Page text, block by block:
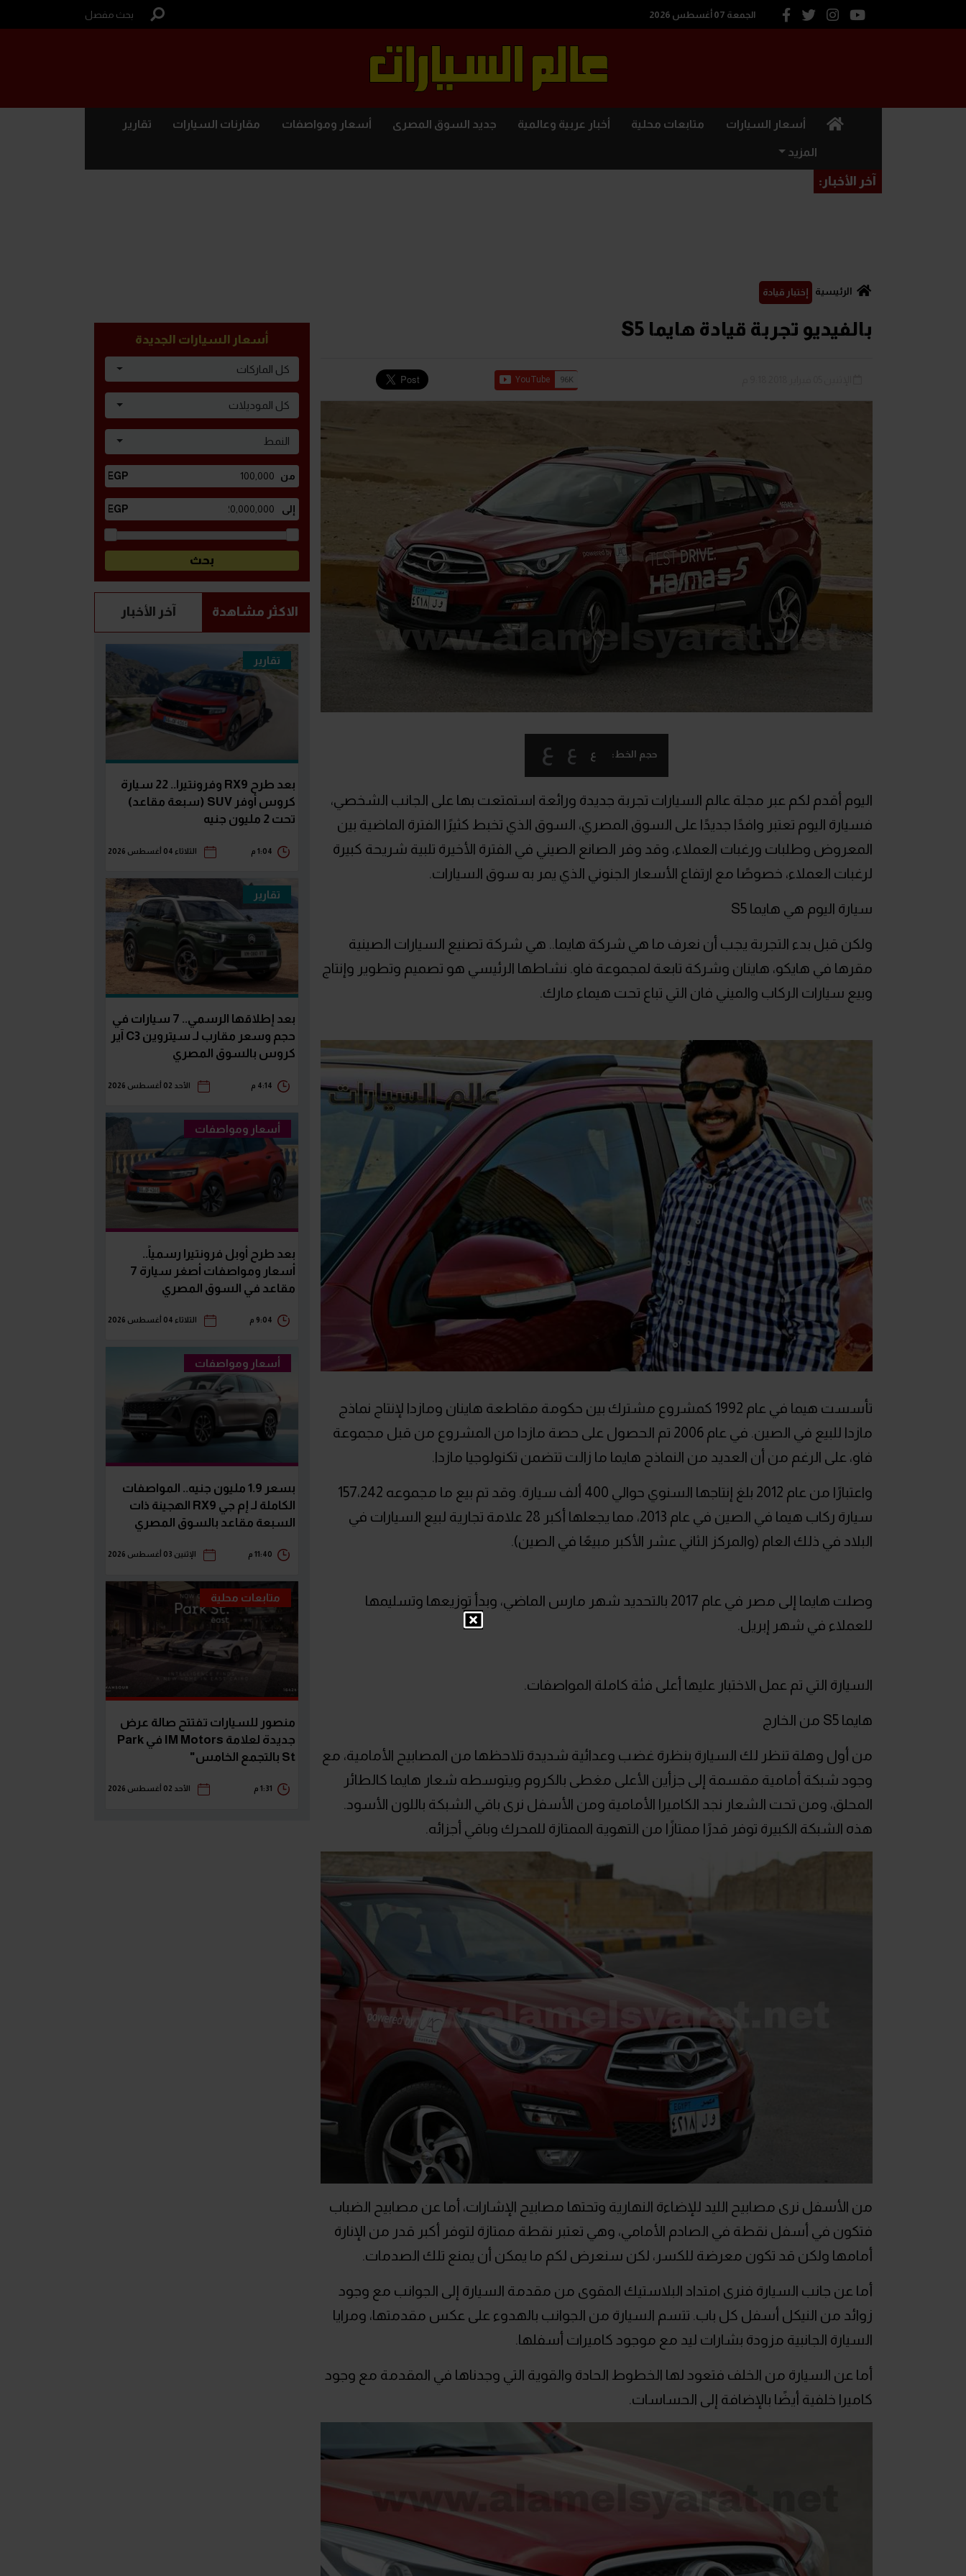
الجمعة 07 أغسطس 2026 بحث مفصل
(current) أسعار السيارات متابعات محلية أخبار عربية وعالمية جديد السوق المصرى أسعار ومواصفات مقارنات السيارات تقارير
المزيد
آخر الأخبار:
الرئيسية إختبار قيادة
بالفيديو تجربة قيادة هايما S5
حجم الخط: ع ع ع
اليوم أقدم لكم عبر مجلة عالم السيارات تجربة جديدة ورائعة استمتعت بها على الجانب الشخصي،
فسيارة اليوم تعتبر وافدًا جديدًا على السوق المصري، السوق الذي تخبط كثيرًا الفترة الماضية بين
المعروض وطلبات ورغبات العملاء، وقد وفر الصانع الصيني في الفترة الأخيرة تلبية شريحة كبيرة
لرغبات العملاء، خصوصًا مع ارتفاع الأسعار الجنوني الذي يمر به سوق السيارات.
سيارة اليوم هي هايما S5
ولكن قبل بدء التجربة يجب أن نعرف ما هي شركة هايما.. هي شركة تصنيع السيارات الصينية
مقرها في هايكو، هاينان وشركة تابعة لمجموعة فاو. نشاطها الرئيسي هو تصميم وتطوير وإنتاج
وبيع سيارات الركاب والميني فان التي تباع تحت هيماء مارك.
تأسست هيما في عام 1992 كمشروع مشترك بين حكومة مقاطعة هاينان ومازدا لإنتاج نماذج
مازدا للبيع في الصين. في عام 2006 تم الحصول على حصة مازدا من المشروع من قبل مجموعة
فاو، على الرغم من أن العديد من النماذج هايما ما زالت تتضمن تكنولوجيا مازدا.
واعتبارًا من عام 2012 بلغ إنتاجها السنوي حوالي 400 ألف سيارة. وقد تم بيع ما مجموعه 157،242
سيارة ركاب هيما في الصين في عام 2013، مما يجعلها أكبر 28 علامة تجارية لبيع السيارات في
البلاد في ذلك العام (والمركز الثاني عشر الأكبر مبيعًا في الصين).
وصلت هايما إلى مصر في عام 2017 بالتحديد شهر مارس الماضي، وبدأ توزيعها وتسليمها
للعملاء في شهر إبريل.
السيارة التي تم عمل الاختبار عليها أعلى فئة كاملة المواصفات.
هايما S5 من الخارج
من أول وهلة تنظر لك السيارة بنظرة غضب وعدائية شديدة تلاحظها من المصابيح الأمامية، مع
وجود شبكة أمامية مقسمة إلى جزأين الأعلى مغطى بالكروم ويتوسطه شعار هايما كالطائر
المحلق، ومن تحت الشعار نجد الكاميرا الأمامية ومن الأسفل نرى باقي الشبكة باللون الأسود.
هذه الشبكة الكبيرة توفر قدرًا ممتازًا من التهوية الممتازة للمحرك وباقي أجزائه.
من الأسفل نرى مصابيح الليد للإضاءة النهارية وتحتها مصابيح الإشارات، أما عن مصابيح الضباب
فتكون في أسفل نقطة في الصادم الأمامي، وهي تعتبر نقطة ممتازة لتوفر أكبر قدر من الإنارة
أمامها ولكن قد تكون معرضة للكسر، لكن سنعرض لكم ما يمكن أن يمنع تلك الصدمات.
أما عن جانب السيارة فنرى امتداد البلاستيك المقوى من مقدمة السيارة إلى الجوانب مع وجود
زوائد من النيكل أسفل كل باب. تتسم السيارة من الجوانب بالهدوء على عكس مقدمتها، ومرايا
السيارة الجانبية مزودة بشارات ليد مع موجود كاميرات أسفلها.
أما عن السيارة من الخلف فتعود لها الخطوط الحادة والقوية التي وجدناها في المقدمة مع وجود
كاميرا خلفية أيضًا بالإضافة إلى الحساسات.
أسعار السيارات الجديدة
كل الماركات
كل الموديلات
النمط
الاكثر مشاهدة آخر الأخبار
تقارير
بعد طرح RX9 وفرونتيرا.. 22 سيارة
كروس أوفر SUV (سبعة مقاعد)
تحت 2 مليون جنيه
1:04 م الثلاثاء 04 أغسطس 2026
تقارير
بعد إطلاقها الرسمي.. 7 سيارات في
حجم وسعر مقارب لـ سيتروين C3 آير
كروس بالسوق المصري
4:14 م الأحد 02 أغسطس 2026
أسعار ومواصفات
بعد طرح أوبل فرونتيرا رسمياً..
أسعار ومواصفات أصغر سيارة 7
مقاعد في السوق المصري
9:04 م الثلاثاء 04 أغسطس 2026
أسعار ومواصفات
بسعر 1.9 مليون جنيه.. المواصفات
الكاملة لـ إم جي RX9 الهجينة ذات
السبعة مقاعد بالسوق المصري
11:40 م الإثنين 03 أغسطس 2026
متابعات محلية
منصور للسيارات تفتتح صالة عرض
جديدة لعلامة IM Motors في Park
St بالتجمع الخامس"
1:31 م الأحد 02 أغسطس 2026